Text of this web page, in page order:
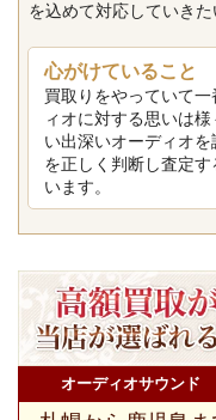
を込めて対応していきた
心がけていること
買取りをやっていて
ィオに対する思いは
い出深いオーディオ
を正しく判断し査定
います。
オーディオサウンド